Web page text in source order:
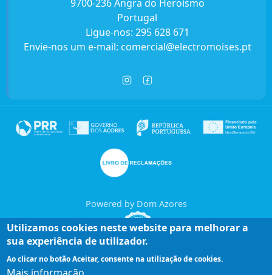
9700-236 Angra do Heroísmo
Portugal
Ligue-nos: 295 628 671
Envie-nos um e-mail: comercial@electromoises.pt
Powered by Dom Azores
Utilizamos cookies neste website para melhorar a
sua experiência de utilizador.
Ao clicar no botão Aceitar, consente na utilização de cookies.